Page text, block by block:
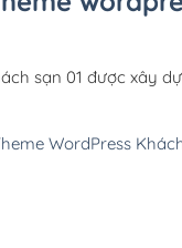
sạn 01 được xây
WordPress